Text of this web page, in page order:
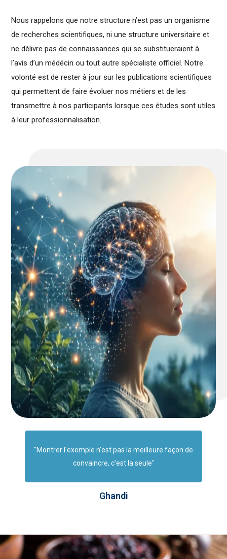
Nous rappelons que notre structure n’est pas un organisme
de recherches scientifiques, ni une structure universitaire et
ne délivre pas de connaissances qui se substitueraient à
l’avis d’un médécin ou tout autre spécialiste officiel. Notre
volonté est de rester à jour sur les publications scientifiques
qui permettent de faire évoluer nos métiers et de les
transmettre à nos participants lorsque ces études sont utiles
à leur professionnalisation.
"Montrer l'exemple n'est pas la meilleure façon de
convaincre, c'est la seule"
Ghandi